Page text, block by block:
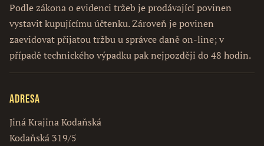
Podle zákona o evidenci tržeb je prodávající povinen
vystavit kupujícímu účtenku. Zároveň je povinen
zaevidovat přijatou tržbu u správce daně on-line; v
případě technického výpadku pak nejpozději do 48 hodin.
Adresa
Jiná Krajina Kodaňská
Kodaňská 319/5